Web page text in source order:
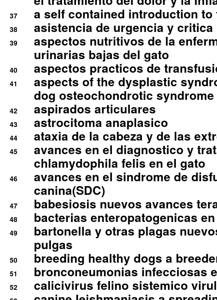
37 a self contained introduction
38 asistencia de urgencia y
39
aspectos nutritivos de la
urinarias bajas del gato
40 aspectos practicos de
41
aspects of the dysplastic
dog osteochondrotic syndrome
42 aspirados articulares
43 astrocitoma anaplasico
44 ataxia de la cabeza y de las
45
avances en el diagnostico y
chlamydophila felis en el gato
46
avances en el sindrome de
canina(SDC)
47 babesiosis nuevos avances
48 bacterias enteropatogenicas
49
bartonella y otras plagas
pulgas
50 breeding healthy dogs a
51 bronconeumonias infecciosas
52 calicivirus felino sistemico